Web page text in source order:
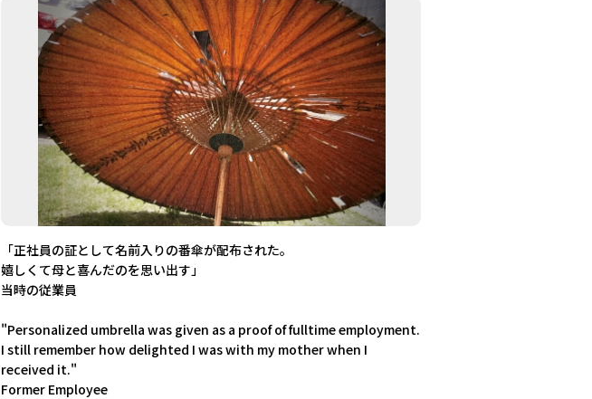
「正社員の証として名前入りの番傘が配布された。
嬉しくて母と喜んだのを思い出す」
当時の従業員
"Personalized umbrella was given as a proof of fulltime employment.
I still remember how delighted I was with my mother when I
received it."
Former Employee